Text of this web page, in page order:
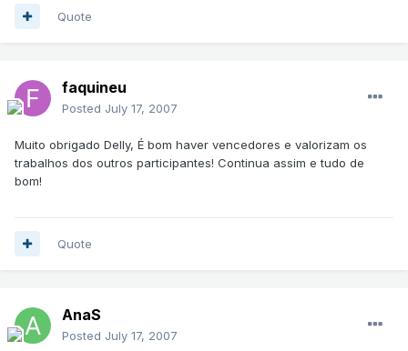
Quote
faquineu
Posted July 17, 2007
Muito obrigado Delly, É bom haver vencedores e valorizam os
trabalhos dos outros participantes! Continua assim e tudo de
bom!
Quote
AnaS
Posted July 17, 2007